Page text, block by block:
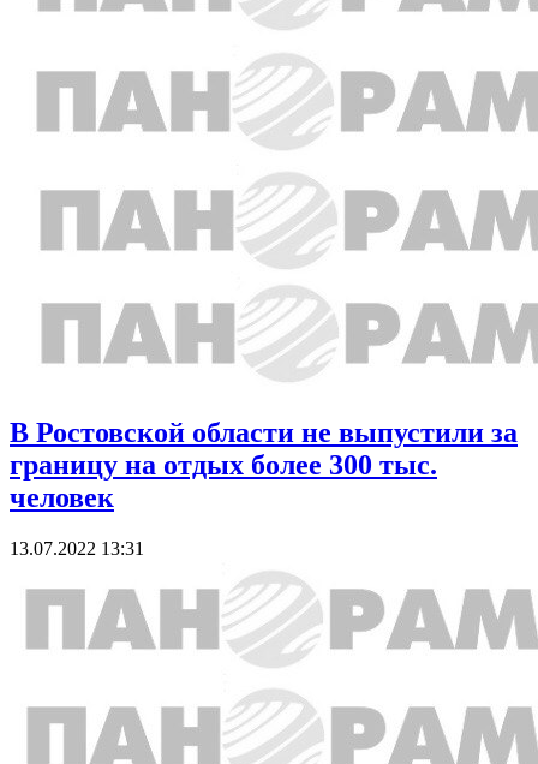
В Ростовской области не выпустили за
границу на отдых более 300 тыс.
человек
13.07.2022 13:31